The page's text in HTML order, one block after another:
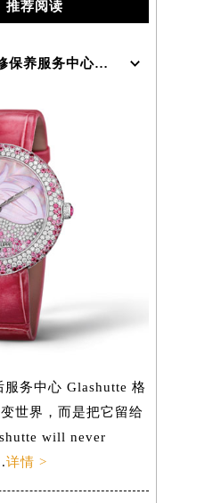
推荐阅读
格拉苏蒂维修保养服务中心介绍 | Glashutte
务中心 Glashutte 格
世界，而是把它留给
will never
详情 >